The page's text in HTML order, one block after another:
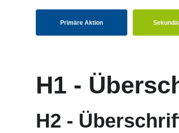
Primäre Aktion
H1 -
H2 -